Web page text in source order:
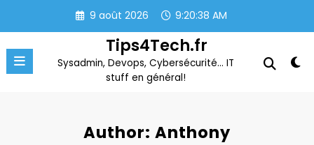
contenu
9 août 2026 9:20:38 AM
Tips4Tech.fr
Sysadmin, Devops, Cybersécurité… IT
stuff en général!
Author: Anthony